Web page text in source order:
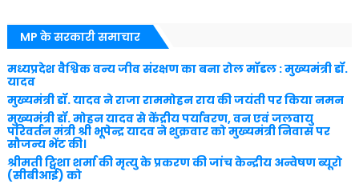
MP के सरकारी समाचार
मध्यप्रदेश वैश्विक वन्य जीव संरक्षण का बना रोल मॉडल : मुख्यमंत्री डॉ.
यादव
मुख्यमंत्री डॉ. यादव ने राजा राममोहन राय की जयंती पर किया नमन
मुख्यमंत्री डॉ. मोहन यादव से केंद्रीय पर्यावरण, वन एवं जलवायु
परिवर्तन मंत्री श्री भूपेन्द्र यादव ने शुक्रवार को मुख्यमंत्री निवास पर
सौजन्य भेंट की।
श्रीमती ट्विशा शर्मा की मृत्यु के प्रकरण की जांच केन्द्रीय अन्वेषण ब्यूरो
(सीबीआई) को